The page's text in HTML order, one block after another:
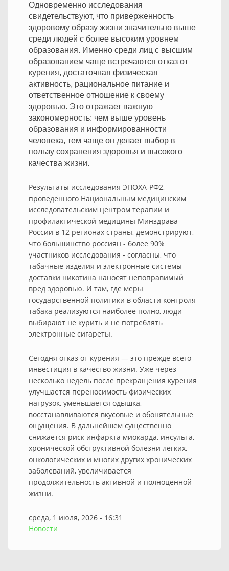
Одновременно исследования
свидетельствуют, что приверженность
здоровому образу жизни значительно выше
среди людей с более высоким уровнем
образования. Именно среди лиц с высшим
образованием чаще встречаются отказ от
курения, достаточная физическая
активность, рациональное питание и
ответственное отношение к своему
здоровью. Это отражает важную
закономерность: чем выше уровень
образования и информированности
человека, тем чаще он делает выбор в
пользу сохранения здоровья и высокого
качества жизни.
Результаты исследования ЭПОХА-РФ2,
проведенного Национальным медицинским
исследовательским центром терапии и
профилактической медицины Минздрава
России в 12 регионах страны, демонстрируют,
что большинство россиян - более 90%
участников исследования - согласны, что
табачные изделия и электронные системы
доставки никотина наносят непоправимый
вред здоровью. И там, где меры
государственной политики в области контроля
табака реализуются наиболее полно, люди
выбирают не курить и не потреблять
электронные сигареты.
Сегодня отказ от курения — это прежде всего
инвестиция в качество жизни. Уже через
несколько недель после прекращения курения
улучшается переносимость физических
нагрузок, уменьшается одышка,
восстанавливаются вкусовые и обонятельные
ощущения. В дальнейшем существенно
снижается риск инфаркта миокарда, инсульта,
хронической обструктивной болезни легких,
онкологических и многих других хронических
заболеваний, увеличивается
продолжительность активной и полноценной
жизни.
среда, 1 июля, 2026 - 16:31
Новости